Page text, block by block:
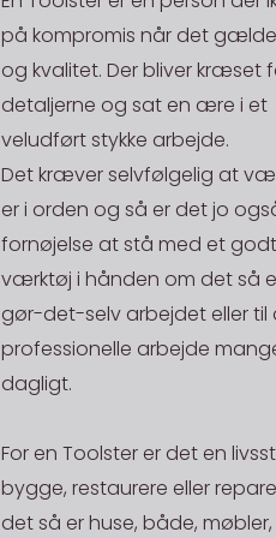
10-30kg
Få leveret
så skal du
stilles, hvis
ansvar.
Danske
20kg og
Afhent på
Alle vare
lager)" kan
så send os
kigger vi på
tilbage med
overholdes.
på en aktiv
på lager.
STORKØB
Har du en
mand og
være i en
vender
E-mail til
E-mail til
EAN:
Rekv. Nr.:
NB: Ordre
200,-
på kompromis når det
og kvalitet. Der bliver kræset
detaljerne og sat en ære i et
veludført stykke arbejde.
Det kræver selvfølgelig at
er i orden og så er det jo
fornøjelse at stå med et
værktøj i hånden om det så
gør-det-selv arbejdet eller til
professionelle arbejde
dagligt.
For en Toolster er det en
bygge, restaurere eller
det så er huse, både, møbler,